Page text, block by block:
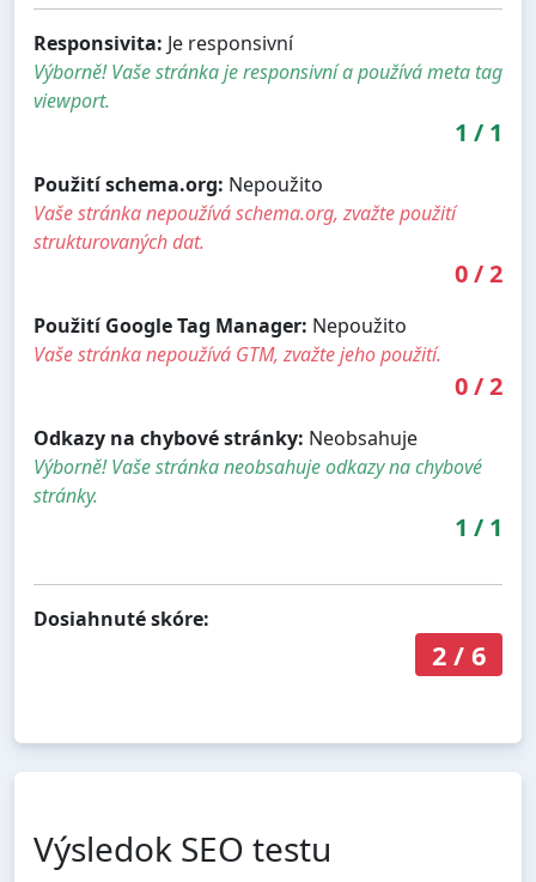
Responsivita: Je responsivní
Výborně! Vaše stránka je responsivní a používá meta tag
viewport.
1 / 1
Použití schema.org: Nepoužito
Vaše stránka nepoužívá schema.org, zvažte použití
strukturovaných dat.
0/2
Použití Google Tag Manager: Nepoužito
Vaše stránka nepoužívá GTM, zvažte jeho použití.
0/2
Odkazy na chybové stránky: Neobsahuje
Výborně! Vaše stránka neobsahuje odkazy na chybové
stránky.
1 / 1
Dosiahnuté skóre:
2/ 6
Výsledok SEO testu